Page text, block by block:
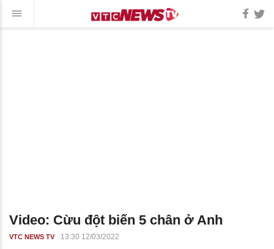
Video: Cừu đột biến 5 chân ở Anh
VTC NEWS TV 13:30 12/03/2022